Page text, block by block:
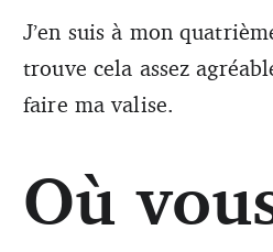
J’en suis à mon
trouve cela assez
faire ma valise.
Où